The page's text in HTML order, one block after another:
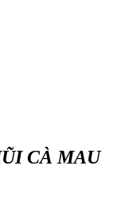
CÀ MAU